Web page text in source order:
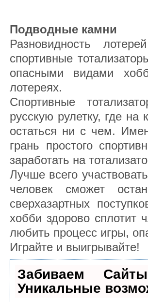
Подводные камни
Разновидность
спортивные
опасными видами
лотереях.
Спортивные
русскую рулетку, где
остаться ни с чем.
грань простого
заработать на
Лучше всего
человек сможет
сверхазартных
хобби здорово сплотит
любить процесс игры,
Играйте и выигрывайте!
Забиваем
Уникальные